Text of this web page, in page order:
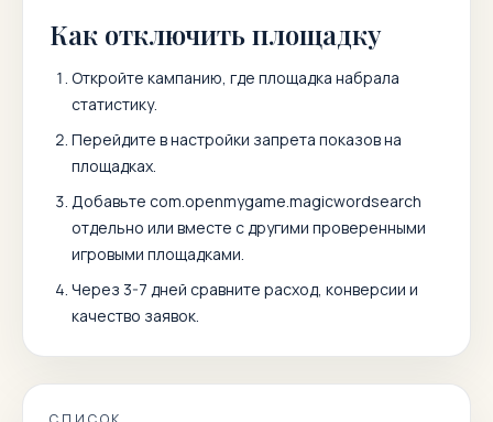
Как отключить площадку
Откройте кампанию, где площадка набрала
статистику.
Перейдите в настройки запрета показов на
площадках.
Добавьте com.openmygame.magicwordsearch
отдельно или вместе с другими проверенными
игровыми площадками.
Через 3-7 дней сравните расход, конверсии и
качество заявок.